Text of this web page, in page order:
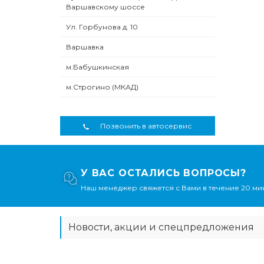
Варшавскому шоссе
Ул. Горбунова д. 10
Варшавка
м.Бабушкинская
м.Строгино (МКАД)
Позвонить в автосервис
У ВАС ОСТАЛИСЬ ВОПРОСЫ?
Наш менеджер свяжется с Вами в течение 20
Новости, акции и спецпредложения